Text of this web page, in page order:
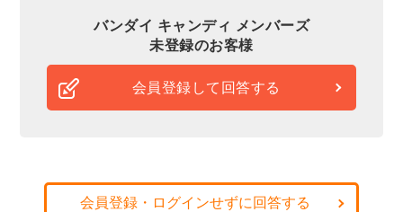
バンダイ キャンディ メンバーズ
未登録のお客様
会員登録して回答する
会員登録・ログインせずに回答する